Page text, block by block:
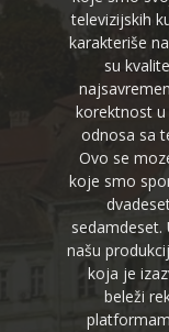
televizijskih
karakteriše
su
korektnost
odnosa sa
Ovo se
koje smo
našu
koja je
beleži